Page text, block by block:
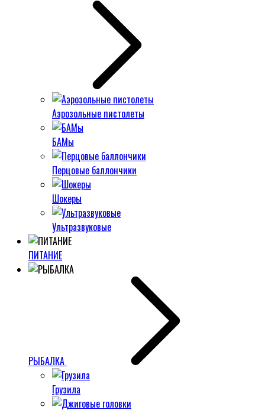
Аэрозольные пистолеты
БАМы
Перцовые баллончики
Шокеры
Ультразвуковые
ПИТАНИЕ
РЫБАЛКА
Грузила